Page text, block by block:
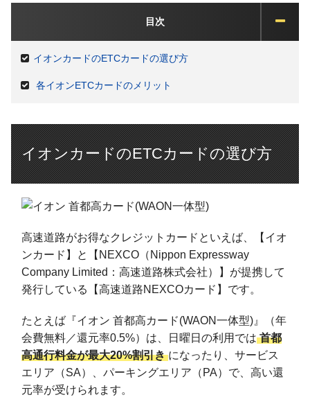
目次
イオンカードのETCカードの選び方
各イオンETCカードのメリット
イオンカードのETCカードの選び方
高速道路がお得なクレジットカードといえば、【イオ
ンカード】と【NEXCO（Nippon Expressway
Company Limited：高速道路株式会社）】が提携して
発行している【高速道路NEXCOカード】です。
たとえば『イオン 首都高カード(WAON一体型)』（年
会費無料／還元率0.5%）は、日曜日の利用では 首都
高通行料金が最大20%割引き になったり、サービス
エリア（SA）、パーキングエリア（PA）で、高い還
元率が受けられます。